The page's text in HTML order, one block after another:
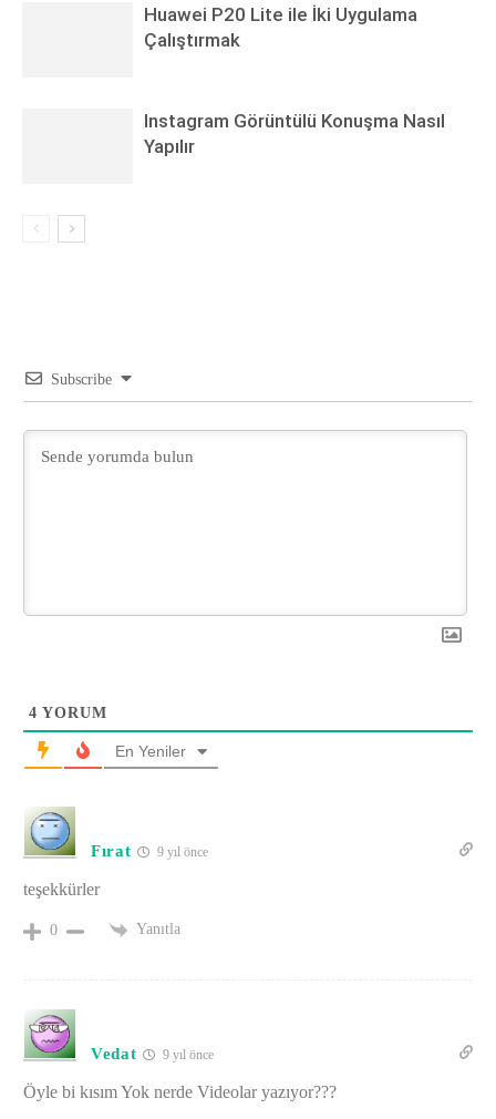
Huawei P20 Lite ile İki Uygulama
Çalıştırmak
Instagram Görüntülü Konuşma Nasıl
Yapılır
Subscribe
4 YORUM
En Yeniler
Fırat 9 yıl önce
teşekkürler
0 Yanıtla
Vedat 9 yıl önce
Öyle bi kısım Yok nerde Videolar yazıyor???